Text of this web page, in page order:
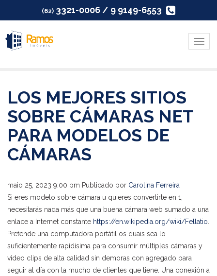
(62) 3321-0006 / 9 9149-6553
Menu
LOS MEJORES SITIOS
SOBRE CÁMARAS NET
PARA MODELOS DE
CÁMARAS
maio 25, 2023 9:00 pm Publicado por Carolina Ferreira
Si eres modelo sobre cámara u quieres convertirte en 1,
necesitarás nada más que una buena cámara web sumado a una
enlace a Internet constante https://en.wikipedia.org/wiki/Fellatio
Pretende una computadora portátil os quais sea lo
suficientemente rapidisima para consumir múltiples cámaras y
video clips de alta calidad sin demoras con agregado para
seguir al día con la mucho de clientes que tiene. Una conexión a